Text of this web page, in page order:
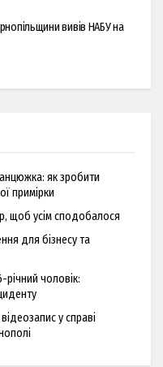
вивів НАБУ на
як зробити
примірки
щоб усім сподобалося
для бізнесу та
річний чоловік:
у справі